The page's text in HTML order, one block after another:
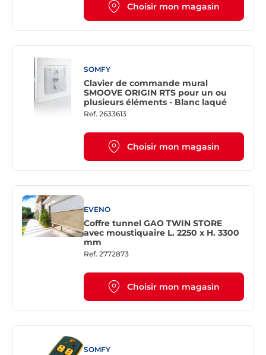
Choisir mon magasin
SOMFY
Clavier de commande mural
SMOOVE ORIGIN RTS pour un ou
plusieurs éléments - Blanc laqué
Ref. 2633613
Choisir mon magasin
EVENO
Coffre tunnel GAO TWIN STORE
avec moustiquaire L. 2250 x H. 3300
mm
Ref. 2772873
Choisir mon magasin
SOMFY